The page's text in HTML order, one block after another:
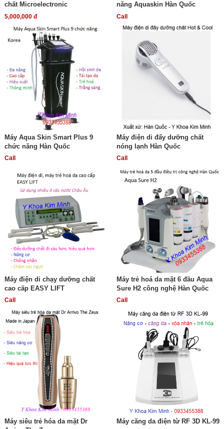
chất Microelectronic
5,000,000 đ
năng Aquaskin Hàn Quốc
Call
Máy Aqua Skin Smart Plus 9
chức năng Hàn Quốc
Call
Máy điện di đẩy dưỡng chất
nóng lạnh Hàn Quốc
Call
Máy điện di chạy dưỡng chất
cao cấp EASY LIFT
Call
Máy trẻ hoá da mặt 6 đầu Aqua
Sure H2 công nghệ Hàn Quốc
Call
Máy siêu trẻ hóa da mặt Dr
Máy căng da điện từ RF 3D KL-99